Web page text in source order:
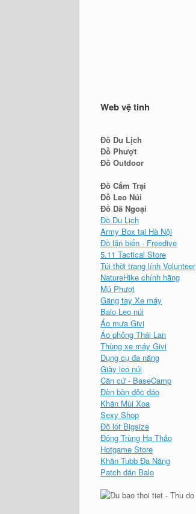
Web vệ tinh
Đồ Du Lịch
Đồ Phượt
Đồ Outdoor
Đồ Cắm Trại
Đồ Leo Núi
Đồ Dã Ngoại
Đồ Du Lịch
Army Box tại Hà Nội
Đồ lặn biển - Freedive
5.11 Tactical Store
Túi thời trang lính Volunteer
NatureHike chính hãng
Mũ Phượt
Găng tay Xe máy
Balo Leo núi
Áo mưa Givi
Áo phông Thái Lan
Thùng xe máy Givi
Dụng cụ đa năng
Giày leo núi
Căn cứ - BaseCamp
Đèn bàn độc đáo
Khăn Mùi Xoa
Sexy Shop
Đồ lót Bigsize
Đông Trùng Hạ Thảo
Hotgame Store
Khăn Tubb Đa Năng
Patch dán Balo